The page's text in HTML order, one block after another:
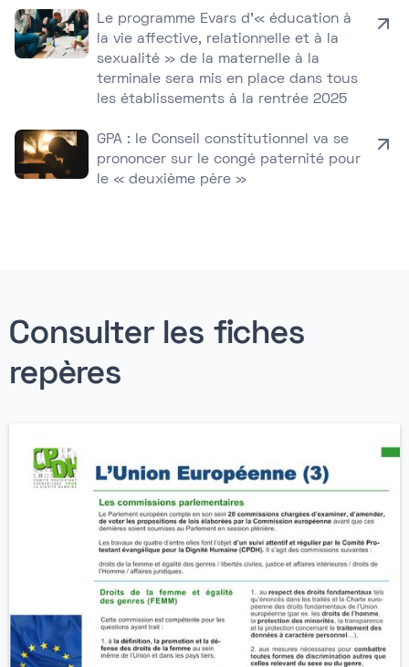
Le programme Evars d’« éducation à
la vie affective, relationnelle et à la
sexualité » de la maternelle à la
terminale sera mis en place dans tous
les établissements à la rentrée 2025
GPA : le Conseil constitutionnel va se
prononcer sur le congé paternité pour
le « deuxième père »
Consulter les fiches
repères